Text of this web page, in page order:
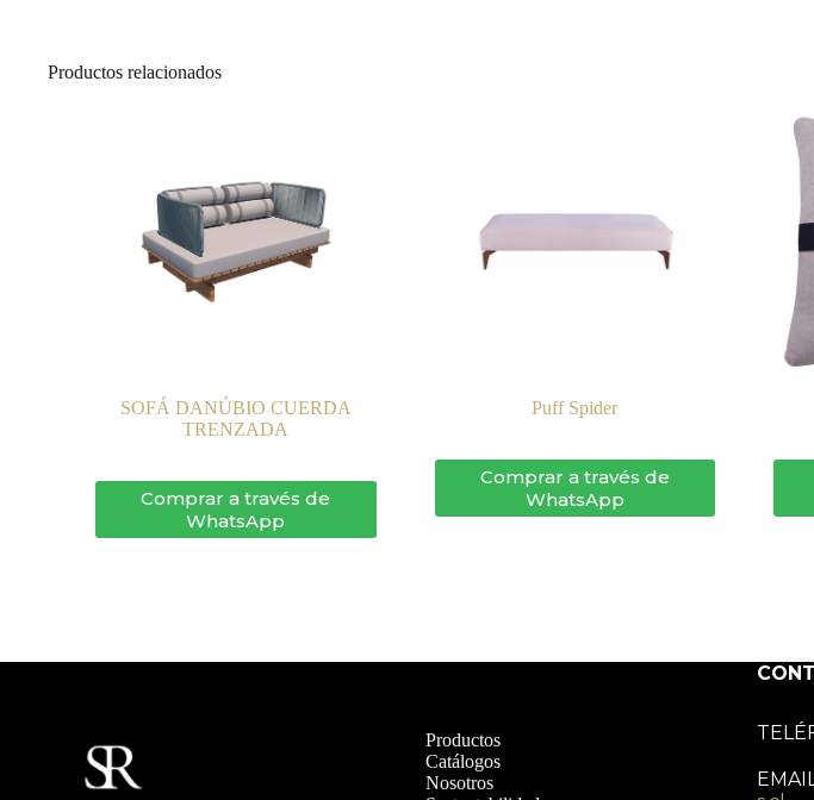
Productos relacionados
SOFÁ DANÚBIO CUERDA
TRENZADA
Comprar a través de
WhatsApp
Puff Spider
Comprar a través de
WhatsApp
Productos
Catálogos
Nosotros